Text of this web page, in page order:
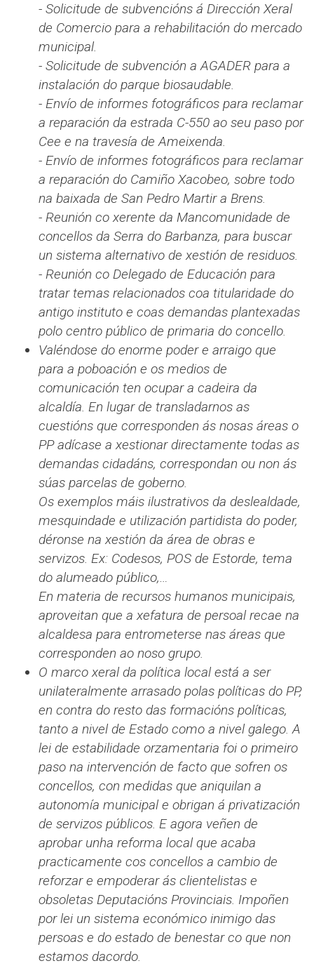
- Solicitude de subvencións á Dirección Xeral
de Comercio para a rehabilitación do mercado
municipal.
- Solicitude de subvención a AGADER para a
instalación do parque biosaudable.
- Envío de informes fotográficos para reclamar
a reparación da estrada C-550 ao seu paso por
Cee e na travesía de Ameixenda.
- Envío de informes fotográficos para reclamar
a reparación do Camiño Xacobeo, sobre todo
na baixada de San Pedro Martir a Brens.
- Reunión co xerente da Mancomunidade de
concellos da Serra do Barbanza, para buscar
un sistema alternativo de xestión de residuos.
- Reunión co Delegado de Educación para
tratar temas relacionados coa titularidade do
antigo instituto e coas demandas plantexadas
polo centro público de primaria do concello.
Valéndose do enorme poder e arraigo que
para a poboación e os medios de
comunicación ten ocupar a cadeira da
alcaldía. En lugar de transladarnos as
cuestións que corresponden ás nosas áreas o
PP adícase a xestionar directamente todas as
demandas cidadáns, correspondan ou non ás
súas parcelas de goberno.
Os exemplos máis ilustrativos da deslealdade,
mesquindade e utilización partidista do poder,
déronse na xestión da área de obras e
servizos. Ex: Codesos, POS de Estorde, tema
do alumeado público,…
En materia de recursos humanos municipais,
aproveitan que a xefatura de persoal recae na
alcaldesa para entrometerse nas áreas que
corresponden ao noso grupo.
O marco xeral da política local está a ser
unilateralmente arrasado polas políticas do PP,
en contra do resto das formacións políticas,
tanto a nivel de Estado como a nivel galego. A
lei de estabilidade orzamentaria foi o primeiro
paso na intervención de facto que sofren os
concellos, con medidas que aniquilan a
autonomía municipal e obrigan á privatización
de servizos públicos. E agora veñen de
aprobar unha reforma local que acaba
practicamente cos concellos a cambio de
reforzar e empoderar ás clientelistas e
obsoletas Deputacións Provinciais. Impoñen
por lei un sistema económico inimigo das
persoas e do estado de benestar co que non
estamos dacordo.